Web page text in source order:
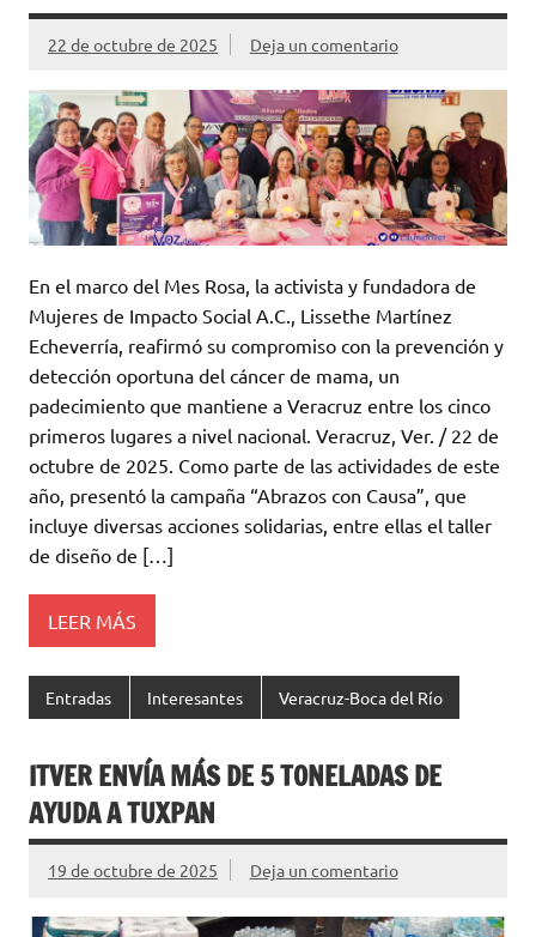
22 de octubre de 2025 Deja un comentario
En el marco del Mes Rosa, la activista y fundadora de
Mujeres de Impacto Social A.C., Lissethe Martínez
Echeverría, reafirmó su compromiso con la prevención y
detección oportuna del cáncer de mama, un
padecimiento que mantiene a Veracruz entre los cinco
primeros lugares a nivel nacional. Veracruz, Ver. / 22 de
octubre de 2025. Como parte de las actividades de este
año, presentó la campaña “Abrazos con Causa”, que
incluye diversas acciones solidarias, entre ellas el taller
de diseño de […]
LEER MÁS
Entradas Interesantes Veracruz-Boca del Río
ITVER ENVÍA MÁS DE 5 TONELADAS DE
AYUDA A TUXPAN
19 de octubre de 2025 Deja un comentario